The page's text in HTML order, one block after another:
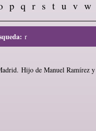
p q r s t u v w
r
Hijo de Manuel Ramírez